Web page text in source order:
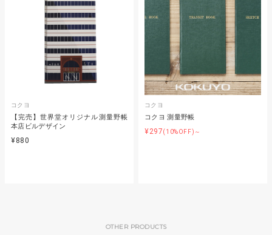
コクヨ
【完売】世界堂オリジナル測量野帳
本店ビルデザイン
¥880
コクヨ
コクヨ 測量野帳
¥297(10%OFF)～
OTHER PRODUCTS